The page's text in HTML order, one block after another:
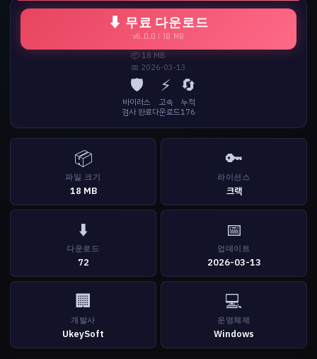
⬇ 무료 다운로드
v6.0.0 | 18 MB
📦 18 MB
📅 2026-03-13
🛡️
바이러스
검사 완료
⚡
고속
다운로드
🔄
누적
176
📦
파일 크기
18 MB
🔑
라이선스
크랙
⬇️
다운로드
72
📅
업데이트
2026-03-13
🏢
개발사
UkeySoft
💻
운영체제
Windows